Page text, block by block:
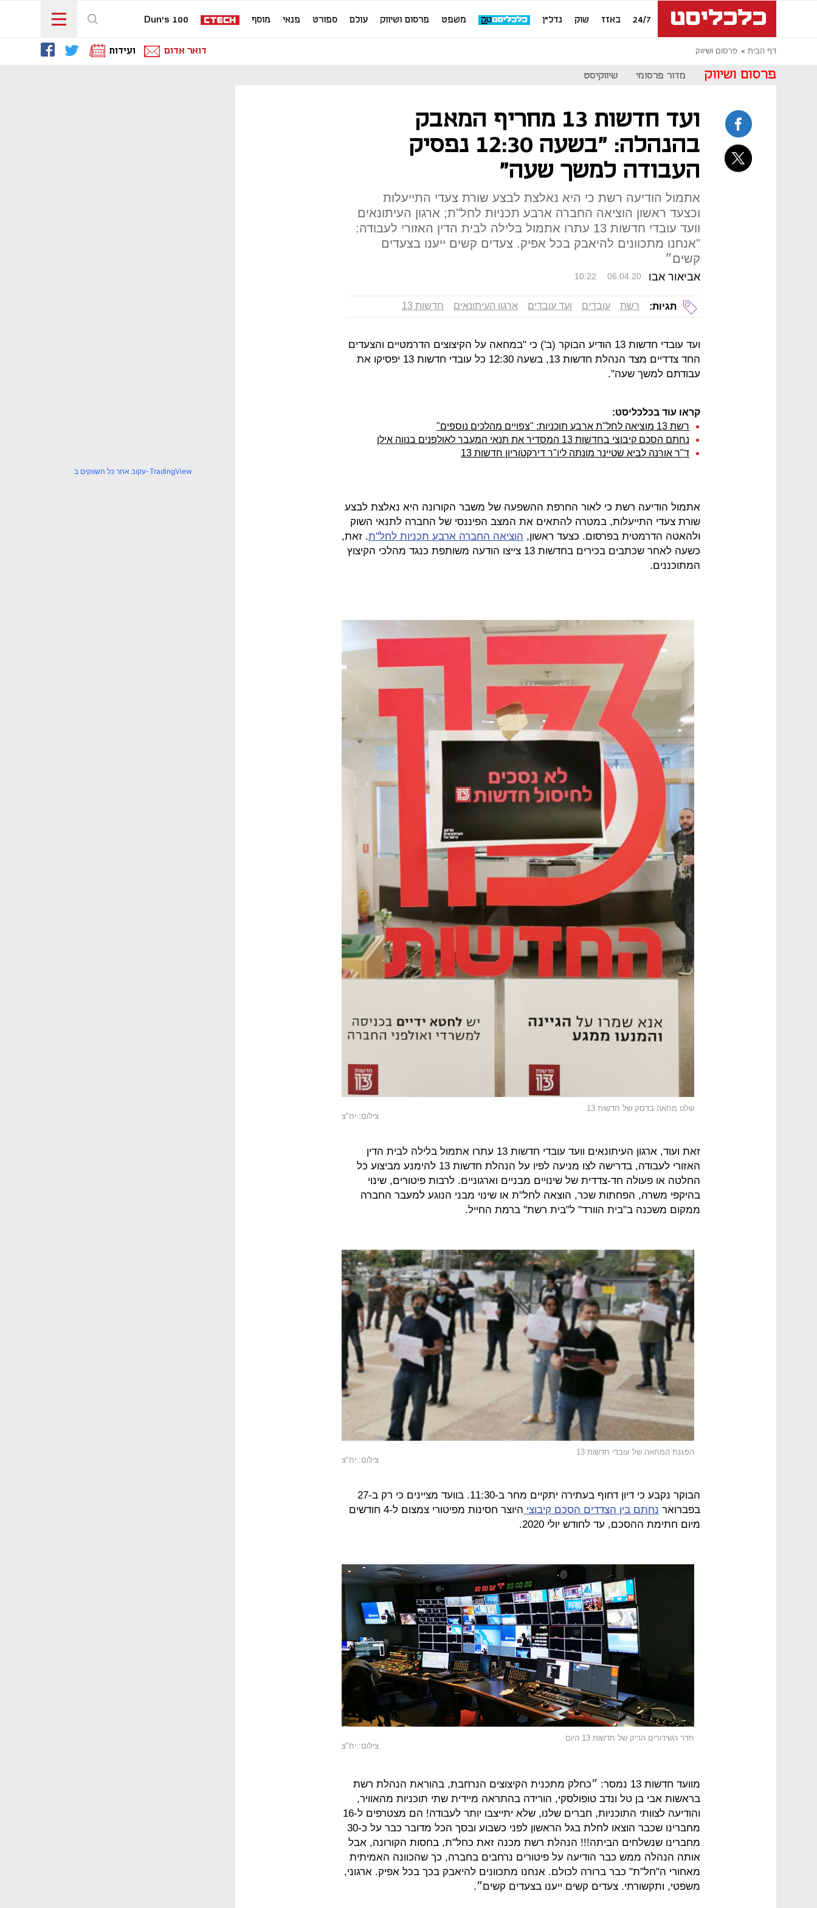
24/7 באזז שוק נדל"ן משפט פרסום ושיווק עולם ספורט פנאי מוסף Dun's 100
דף הבית פרסום ושיווק דואר אדום ועידות
פרסום ושיווק מדור פרסומי שיווקיסט
ועד חדשות 13 מחריף המאבק
בהנהלה: "בשעה 12:30 נפסיק
העבודה למשך שעה"
אתמול הודיעה רשת כי היא נאלצת לבצע שורת צעדי התייעלות
וכצעד ראשון הוציאה החברה ארבע תכניות לחל"ת; ארגון העיתונאים
וועד עובדי חדשות 13 עתרו אתמול בלילה לבית הדין האזורי לעבודה:
"אנחנו מתכוונים להיאבק בכל אפיק. צעדים קשים ייענו בצעדים
קשים״
אביאור אבו 10:22 06.04.20
תגיות: רשת עובדים ועד עובדים ארגון העיתונאים חדשות 13
ועד עובדי חדשות 13 הודיע הבוקר (ב') כי "במחאה על הקיצוצים הדרמטיים והצעדים
החד צדדיים מצד הנהלת חדשות 13, בשעה 12:30 כל עובדי חדשות 13 יפסיקו את
עבודתם למשך שעה".
קראו עוד בכלכליסט:
רשת 13 מוציאה לחל"ת ארבע תוכניות: "צפויים מהלכים נוספים"
נחתם הסכם קיבוצי בחדשות 13 המסדיר את תנאי המעבר לאולפנים בנווה אילן
ד"ר אורנה לביא שטיינר מונתה ליו"ר דירקטוריון חדשות 13
אתמול הודיעה רשת כי לאור החרפת ההשפעה של משבר הקורונה היא נאלצת לבצע
שורת צעדי התייעלות, במטרה להתאים את המצב הפיננסי של החברה לתנאי השוק
ולהאטה הדרמטית בפרסום. כצעד ראשון, הוציאה החברה ארבע תכניות לחל"ת. זאת,
כשעה לאחר שכתבים בכירים בחדשות 13 צייצו הודעה משותפת כנגד מהלכי הקיצוץ
המתוכננים.
שלט מחאה בדסק של חדשות 13
צילום: יח"צ
זאת ועוד, ארגון העיתונאים וועד עובדי חדשות 13 עתרו אתמול בלילה לבית הדין
האזורי לעבודה, בדרישה לצו מניעה לפיו על הנהלת חדשות 13 להימנע מביצוע כל
החלטה או פעולה חד-צדדית של שינויים מבניים וארגוניים. לרבות פיטורים, שינוי
בהיקפי משרה, הפחתות שכר, הוצאה לחל"ת או שינוי מבני הנוגע למעבר החברה
ממקום משכנה ב"בית הוורד" ל"בית רשת" ברמת החייל.
הפגנת המחאה של עובדי חדשות 13
צילום: יח"צ
הבוקר נקבע כי דיון דחוף בעתירה יתקיים מחר ב-11:30. בוועד מציינים כי רק ב-27
בפברואר נחתם בין הצדדים הסכם קיבוצי
היוצר חסינות מפיטורי צמצום ל-4 חודשים
מיום חתימת ההסכם, עד לחודש יולי 2020.
חדר השידורים הריק של חדשות 13 היום
צילום: יח"צ
מוועד חדשות 13 נמסר: ״כחלק מתכנית הקיצוצים הנרחבת, בהוראת הנהלת רשת
בראשות אבי בן טל ונדב טופולסקי, הורידה בהתראה מיידית שתי תוכניות מהאוויר,
והודיעה לצוותי התוכניות, חברים שלנו, שלא יתייצבו יותר לעבודה! הם מצטרפים ל-16
מחברינו שכבר הוצאו לחלת בגל הראשון לפני כשבוע ובסך הכל מדובר כבר על כ-30
מחברינו שנשלחים הביתה!!! הנהלת רשת מכנה זאת כחל"ת, בחסות הקורונה, אבל
אותה הנהלה ממש כבר הודיעה על פיטורים נרחבים בחברה, כך שהכוונה האמיתית
מאחורי ה"חל"ת" כבר ברורה לכולם. אנחנו מתכוונים להיאבק בכך בכל אפיק. ארגוני,
משפטי, ותקשורתי. צעדים קשים ייענו בצעדים קשים״.
עקוב אחר כל השווקים ב-TradingView